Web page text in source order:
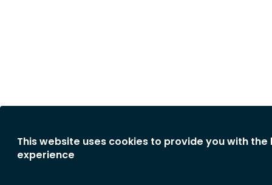
This website uses cookies to provide you with the
experience